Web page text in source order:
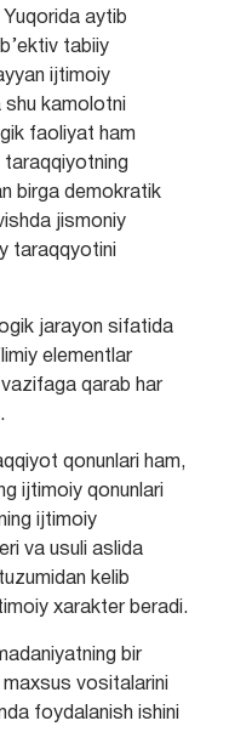
aytib
tabiiy
ijtimoiy
shu kamolotni
faoliyat ham
taraqqiyotning
birga demokratik
jismoniy
taraqqyotini
jarayon sifatida
elementlar
vazifaga qarab har
qonunlari ham,
ijtimoiy qonunlari
ijtimoiy
va usuli aslida
kelib
xarakter beradi.
bir
vositalarini
foydalanish ishini